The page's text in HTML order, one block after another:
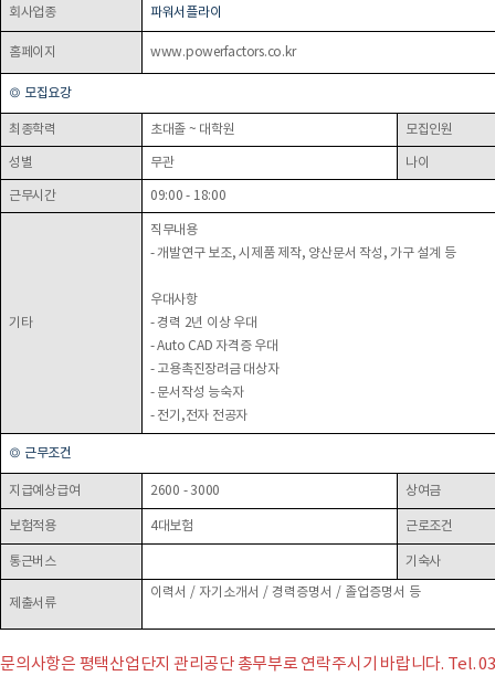
회사업종 파워서플라이
홈페이지 www.powerfactors.co.kr
◎ 모집요강
최종학력 초대졸 ~ 대학원 모집인원
성별 무관 나이
근무시간 09:00 - 18:00
기타
직무내용
- 개발연구 보조, 시제품 제작, 양산문서 작성, 가구 설계 등
우대사항
- 경력 2년 이상 우대
- Auto CAD 자격증 우대
- 고용촉진장려금 대상자
- 문서작성 능숙자
- 전기,전자 전공자
◎ 근무조건
지급예상급여 2600 - 3000 상여금
보험적용 4대보험 근로조건
통근버스 기숙사
제출서류
이력서 / 자기소개서 / 경력증명서 / 졸업증명서 등
문의사항은 평택산업단지 관리공단 총무부로 연락주시기 바랍니다. Tel.